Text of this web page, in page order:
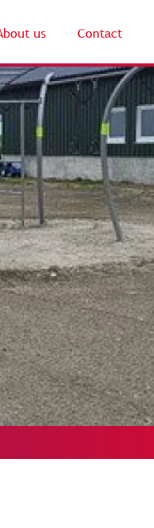
us Contact